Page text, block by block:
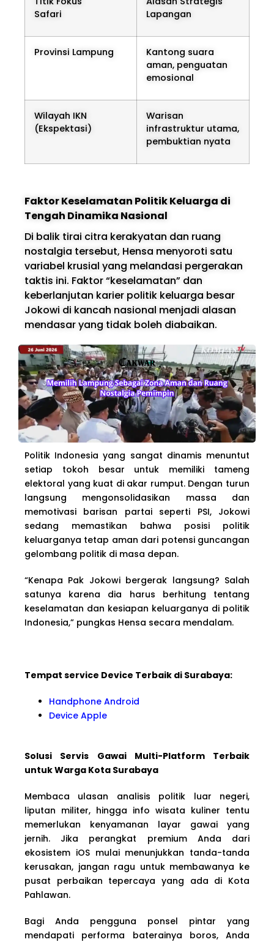
Safari
Lapangan
Provinsi Lampung
Kantong suara
aman, penguatan
emosional
Wilayah IKN
(Ekspektasi)
Warisan
infrastruktur utama,
pembuktian nyata
Faktor Keselamatan Politik Keluarga di
Tengah Dinamika Nasional
Di balik tirai citra kerakyatan dan ruang
nostalgia tersebut, Hensa menyoroti satu
variabel krusial yang melandasi pergerakan
taktis ini. Faktor “keselamatan” dan
keberlanjutan karier politik keluarga besar
Jokowi di kancah nasional menjadi alasan
mendasar yang tidak boleh diabaikan.
Politik Indonesia yang sangat dinamis menuntut
setiap tokoh besar untuk memiliki tameng
elektoral yang kuat di akar rumput. Dengan turun
langsung mengonsolidasikan massa dan
memotivasi barisan partai seperti PSI, Jokowi
sedang memastikan bahwa posisi politik
keluarganya tetap aman dari potensi guncangan
gelombang politik di masa depan.
“Kenapa Pak Jokowi bergerak langsung? Salah
satunya karena dia harus berhitung tentang
keselamatan dan kesiapan keluarganya di politik
Indonesia,” pungkas Hensa secara mendalam.
Tempat service Device Terbaik di Surabaya:
Handphone Android
Device Apple
Solusi Servis Gawai Multi-Platform Terbaik
untuk Warga Kota Surabaya
Membaca ulasan analisis politik luar negeri,
liputan militer, hingga info wisata kuliner tentu
memerlukan kenyamanan layar gawai yang
jernih. Jika perangkat premium Anda dari
ekosistem iOS mulai menunjukkan tanda-tanda
kerusakan, jangan ragu untuk membawanya ke
pusat perbaikan tepercaya yang ada di Kota
Pahlawan.
Bagi Anda pengguna ponsel pintar yang
mendapati performa baterainya boros, Anda